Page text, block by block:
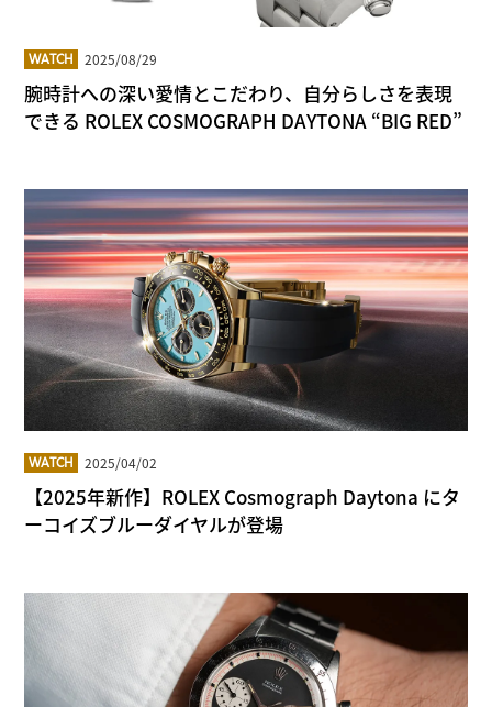
WATCH 2025/08/29
腕時計への深い愛情とこだわり、自分らしさを表現
できる ROLEX COSMOGRAPH DAYTONA “BIG RED”
WATCH 2025/04/02
【2025年新作】ROLEX Cosmograph Daytona にタ
ーコイズブルーダイヤルが登場